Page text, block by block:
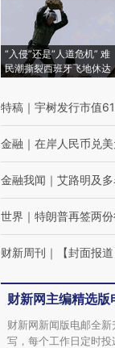
“入侵”还是“人道危机” 难
民潮撕裂西班牙飞地休达
特稿 ｜ 宇树发行市值
金融 ｜ 在岸人民币兑
金融我闻 ｜ 艾路明及
世界 ｜ 特朗普再签两
财新周刊 ｜ 【封面报
财新网主编精选版
财新网新闻版电邮全
写，每个工作日定时